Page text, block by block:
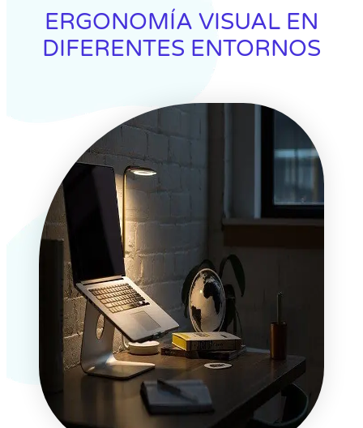
ERGONOMÍA VISUAL EN
DIFERENTES ENTORNOS